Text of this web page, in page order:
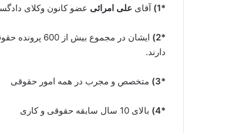
*1) آقای علی امرائی عضو کانون وکلای
*2)
ایشان در
دارند.
*3) متخصص و مجرب در همه امور حقوقی
*4) بالای 10 سال سابقه حقوقی و کاری